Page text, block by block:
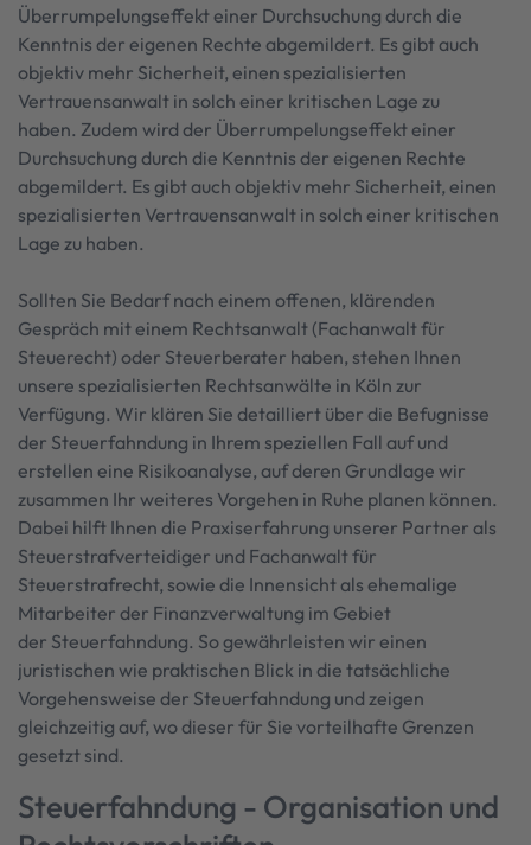
Überrumpelungseffekt einer Durchsuchung durch die
Kenntnis der eigenen Rechte abgemildert. Es gibt auch
objektiv mehr Sicherheit, einen spezialisierten
Vertrauensanwalt in solch einer kritischen Lage zu
haben. Zudem wird der Überrumpelungseffekt einer
Durchsuchung durch die Kenntnis der eigenen Rechte
abgemildert. Es gibt auch objektiv mehr Sicherheit, einen
spezialisierten Vertrauensanwalt in solch einer kritischen
Lage zu haben.
Sollten Sie Bedarf nach einem offenen, klärenden
Gespräch mit einem Rechtsanwalt (Fachanwalt für
Steuerecht) oder Steuerberater haben, stehen Ihnen
unsere spezialisierten Rechtsanwälte in Köln zur
Verfügung. Wir klären Sie detailliert über die Befugnisse
der Steuerfahndung in Ihrem speziellen Fall auf und
erstellen eine Risikoanalyse, auf deren Grundlage wir
zusammen Ihr weiteres Vorgehen in Ruhe planen können.
Dabei hilft Ihnen die Praxiserfahrung unserer Partner als
Steuerstrafverteidiger und Fachanwalt für
Steuerstrafrecht, sowie die Innensicht als ehemalige
Mitarbeiter der Finanzverwaltung im Gebiet
der Steuerfahndung. So gewährleisten wir einen
juristischen wie praktischen Blick in die tatsächliche
Vorgehensweise der Steuerfahndung und zeigen
gleichzeitig auf, wo dieser für Sie vorteilhafte Grenzen
gesetzt sind.
Steuerfahndung - Organisation und